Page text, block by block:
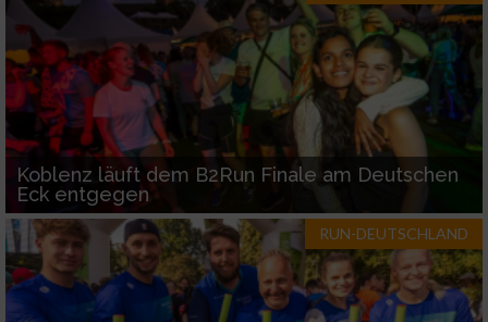
Koblenz läuft dem B2Run Finale am Deutschen
Eck entgegen
RUN-DEUTSCHLAND